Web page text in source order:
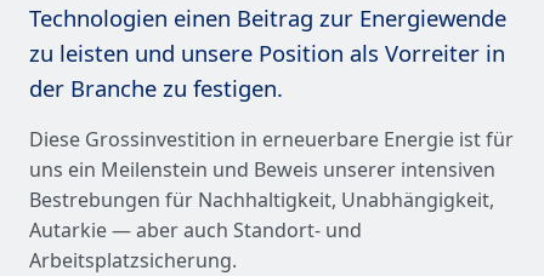
Technologien einen Beitrag zur Energiewende
zu leisten und unsere Position als Vorreiter in
der Branche zu festigen.
Diese Grossinvestition in erneuerbare Energie ist für
uns ein Meilenstein und Beweis unserer intensiven
Bestrebungen für Nachhaltigkeit, Unabhängigkeit,
Autarkie — aber auch Standort- und
Arbeitsplatzsicherung.